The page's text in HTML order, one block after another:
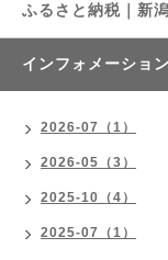
ふるさと納税｜新
インフォメーション
2026-07（1）
2026-05（3）
2025-10（4）
2025-07（1）